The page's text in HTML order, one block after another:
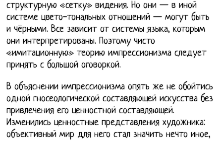
структурную «сетку» видения. Но они — в иной
системе цвето-тональных отношений — могут быть
и чёрными. Все зависит от системы языка, которым
они интерпретированы. Поэтому чисто
«имитационную» теорию импрессионизма следует
принять с большой оговоркой.
В объяснении импрессионизма опять же не обойтись
одной гносеологической составляющей искусства без
привлечения его ценностной составляющей.
Изменились ценностные представления художника:
объективный мир для него стал значить нечто иное,